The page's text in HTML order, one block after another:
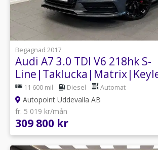
1
Begagnad 2017
Audi A7 3.0 TDI V6 218hk S-
11 600 mil Diesel Automat
Autopoint Uddevalla AB
fr. 5 019 kr/mån
309 800 kr